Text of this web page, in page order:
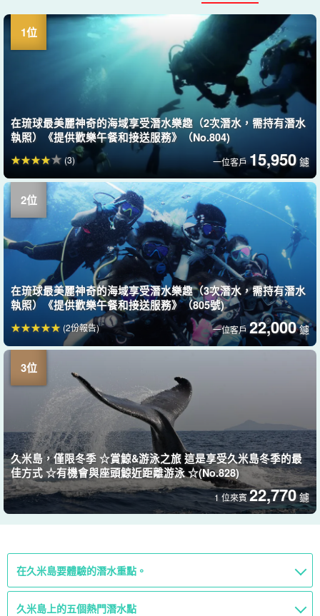
在琉球最美麗神奇的海域享受潛水樂趣（2次潛水，需持有潛水
執照）《提供歡樂午餐和接送服務》（No.804)
一位客戶15,950 鑢
(3)
在琉球最美麗神奇的海域享受潛水樂趣（3次潛水，需持有潛水
執照）《提供歡樂午餐和接送服務》（805號)
一位客戶22,000 鑢
(2份報告)
久米島，僅限冬季 ☆賞鯨&游泳之旅 這是享受久米島冬季的最
佳方式 ☆有機會與座頭鯨近距離游泳 ☆(No.828)
1 位來賓22,770 鑢
在久米島要體驗的潛水重點。
久米島上的五個熱門潛水點